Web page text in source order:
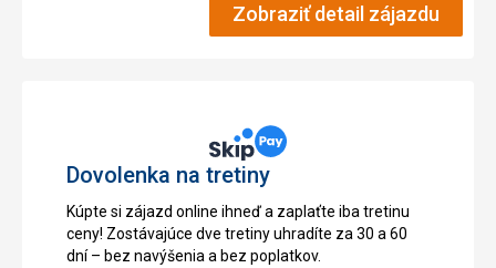
Zobraziť detail zájazdu
Dovolenka na tretiny
Kúpte si zájazd online ihneď a zaplaťte iba tretinu
ceny! Zostávajúce dve tretiny uhradíte za 30 a 60
dní – bez navýšenia a bez poplatkov.